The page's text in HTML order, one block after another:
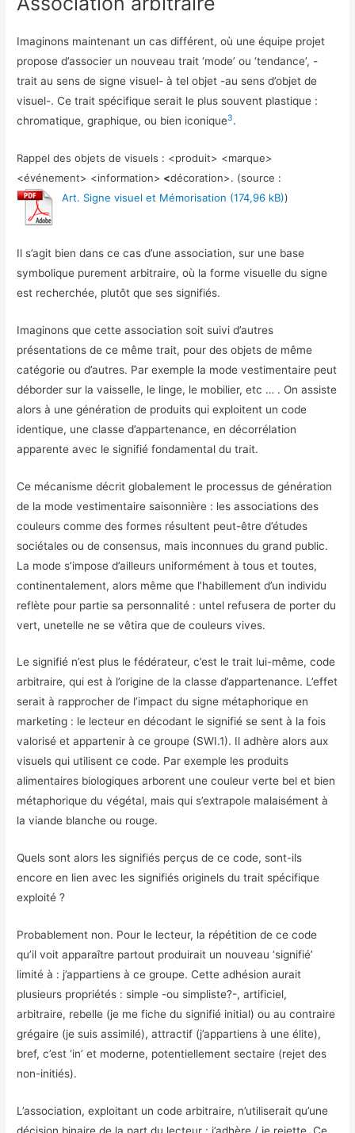
Imaginons maintenant un cas différent, où une équipe projet
propose d’associer un nouveau trait ‘mode’ ou ‘tendance’, -
trait au sens de signe visuel- à tel objet -au sens d’objet de
visuel-. Ce trait spécifique serait le plus souvent plastique :
chromatique, graphique, ou bien iconique3.
Rappel des objets de visuels : <produit> <marque>
<événement> <information> <décoration>. (source :
Art. Signe visuel et Mémorisation
)
Il s’agit bien dans ce cas d’une association, sur une base
symbolique purement arbitraire, où la forme visuelle du signe
est recherchée, plutôt que ses signifiés.
Imaginons que cette association soit suivi d’autres
présentations de ce même trait, pour des objets de même
catégorie ou d’autres. Par exemple la mode vestimentaire peut
déborder sur la vaisselle, le linge, le mobilier, etc … . On assiste
alors à une génération de produits qui exploitent un code
identique, une classe d’appartenance, en décorrélation
apparente avec le signifié fondamental du trait.
Ce mécanisme décrit globalement le processus de génération
de la mode vestimentaire saisonnière : les associations des
couleurs comme des formes résultent peut-être d’études
sociétales ou de consensus, mais inconnues du grand public.
La mode s’impose d’ailleurs uniformément à tous et toutes,
continentalement, alors même que l’habillement d’un individu
reflète pour partie sa personnalité : untel refusera de porter du
vert, unetelle ne se vêtira que de couleurs vives.
Le signifié n’est plus le fédérateur, c’est le trait lui-même, code
arbitraire, qui est à l’origine de la classe d’appartenance. L’effet
serait à rapprocher de l’impact du signe métaphorique en
marketing : le lecteur en décodant le signifié se sent à la fois
valorisé et appartenir à ce groupe (SWI.1). Il adhère alors aux
visuels qui utilisent ce code. Par exemple les produits
alimentaires biologiques arborent une couleur verte bel et bien
métaphorique du végétal, mais qui s’extrapole malaisément à
la viande blanche ou rouge.
Quels sont alors les signifiés perçus de ce code, sont-ils
encore en lien avec les signifiés originels du trait spécifique
exploité ?
Probablement non. Pour le lecteur, la répétition de ce code
qu’il voit apparaître partout produirait un nouveau ‘signifié’
limité à : j’appartiens à ce groupe. Cette adhésion aurait
plusieurs propriétés : simple -ou simpliste?-, artificiel,
arbitraire, rebelle (je me fiche du signifié initial) ou au contraire
grégaire (je suis assimilé), attractif (j’appartiens à une élite),
bref, c’est ‘in’ et moderne, potentiellement sectaire (rejet des
non-initiés).
L’association, exploitant un code arbitraire, n’utiliserait qu’une